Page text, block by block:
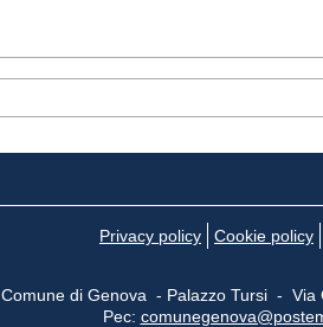
Privacy policy Cookie policy
Comune di Genova - Palazzo Tursi -
Pec: